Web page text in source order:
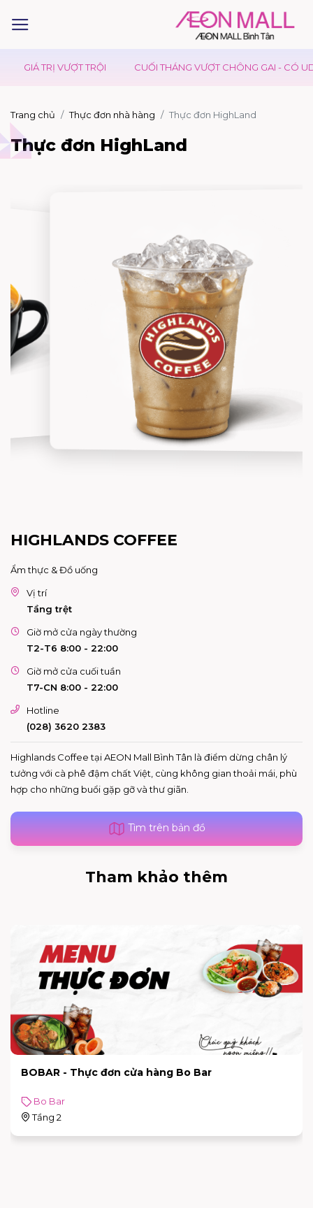
GIÁ TRỊ VƯỢT TRỘI CUỐI THÁNG VƯỢT CHÔNG GAI - CÓ
Trang chủ Thực đơn nhà hàng Thực đơn HighLand
Thực đơn HighLand
HIGHLANDS COFFEE
Ẩm thực & Đồ uống
Vị trí
Tầng trệt
Giờ mở cửa ngày thường
T2-T6 8:00 - 22:00
Giờ mở cửa cuối tuần
T7-CN 8:00 - 22:00
Hotline
(028) 3620 2383
Highlands Coffee tại AEON Mall Bình Tân là điểm dừng chân lý
tưởng với cà phê đậm chất Việt, cùng không gian thoải mái, phù
hợp cho những buổi gặp gỡ và thư giãn.
Tìm trên bản đồ
Tham khảo thêm
BOBAR - Thực đơn cửa hàng Bo Bar
Bo Bar
Tầng 2